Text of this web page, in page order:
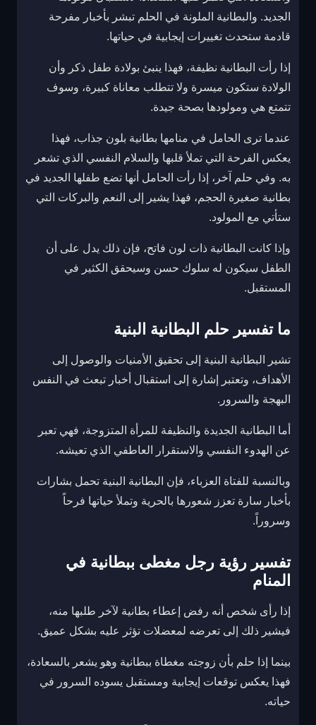
الجديد. والبطانية الملونة في الحلم تبشر بأخبار مفرحة
قادمة ستحدث تغييرات إيجابية في حياتها.
إذا رأت البطانية نظيفة، فهذا ينبئ بولادة طفل ذكر وأن
الولادة ستكون ميسرة ولا تتطلب معاناة كبيرة، وسوف
تتمتع هي ومولودها بصحة جيدة.
عندما ترى الحامل في منامها بطانية بلون جذاب، فهذا
يعكس الفرحة التي تملأ قلبها والسلام النفسي الذي تشعر
به. وفي حلم آخر، إذا رأت الحامل أنها تضع طفلها الجديد في
بطانية صغيرة الحجم، فهذا يشير إلى النعم والبركات التي
ستأتي مع المولود.
وإذا كانت البطانية ذات لون فاتح، فإن ذلك يدل على أن
الطفل سيكون له سلوك حسن وسيحقق الكثير في
المستقبل.
ما تفسير حلم البطانية البنية
تشير البطانية البنية إلى تحقيق الأمنيات والوصول إلى
الأهداف، وتعتبر إشارة إلى استقبال أخبار تبعث في النفس
البهجة والسرور.
أما البطانية الجديدة والنظيفة للمرأة المتزوجة، فهي تعبر
عن الهدوء النفسي والاستقرار العاطفي الذي تعيشه.
وبالنسبة للفتاة العزباء، فإن البطانية البنية تحمل بشارات
بأخبار سارة تعزز شعورها بالحرية وتملأ حياتها فرحاً
وسروراً.
تفسير رؤية رجل مغطى ببطانية في
المنام
إذا رأى شخص أنه رفض إعطاء بطانية لآخر طلبها منه،
فيشير ذلك إلى تعرضه لمعضلات تؤثر عليه بشكل عميق.
بينما إذا حلم بأن زوجته مغطاة ببطانية وهو يشعر بالسعادة،
فهذا يعكس توقعات إيجابية ومستقبل يسوده السرور في
حياته.